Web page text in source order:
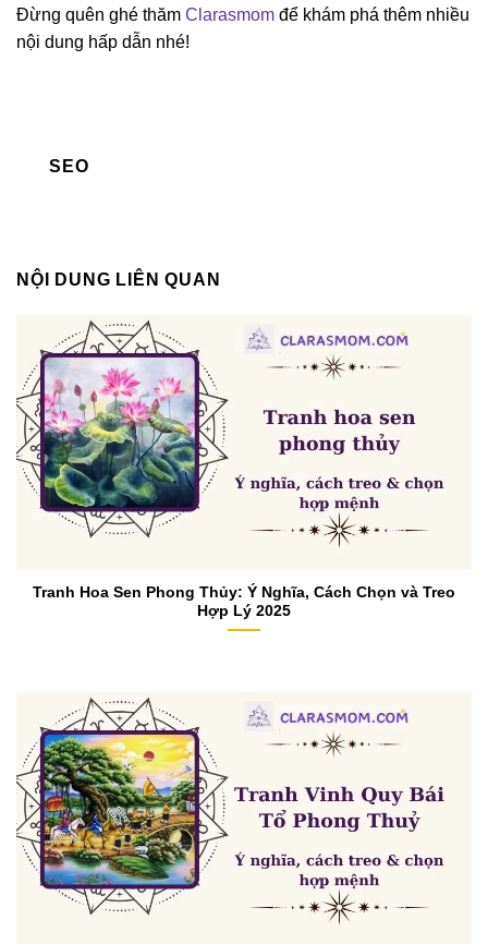
Đừng quên ghé thăm Clarasmom để khám phá thêm nhiều
nội dung hấp dẫn nhé!
SEO
NỘI DUNG LIÊN QUAN
Tranh Hoa Sen Phong Thủy: Ý Nghĩa, Cách Chọn và Treo
Hợp Lý 2025